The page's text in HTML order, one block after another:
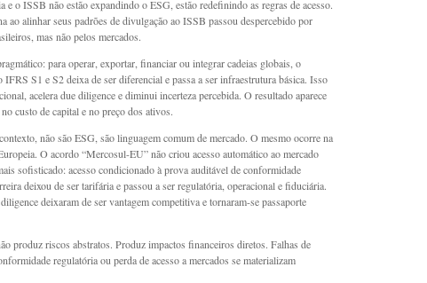
e o ISSB não estão expandindo o ESG, estão redefinindo as regras de acesso.
ao alinhar seus padrões de divulgação ao ISSB passou despercebido por
mas não pelos mercados.
para operar, exportar, financiar ou integrar cadeias globais, o
IFRS S1 e S2 deixa de ser diferencial e passa a ser infraestrutura básica. Isso
acelera due diligence e diminui incerteza percebida. O resultado aparece
custo de capital e no preço dos ativos.
não são ESG, são linguagem comum de mercado. O mesmo ocorre na
O acordo “Mercosul-EU” não criou acesso automático ao mercado
sofisticado: acesso condicionado à prova auditável de conformidade
deixou de ser tarifária e passou a ser regulatória, operacional e fiduciária.
deixaram de ser vantagem competitiva e tornaram-se passaporte
produz riscos abstratos. Produz impactos financeiros diretos. Falhas de
regulatória ou perda de acesso a mercados se materializam